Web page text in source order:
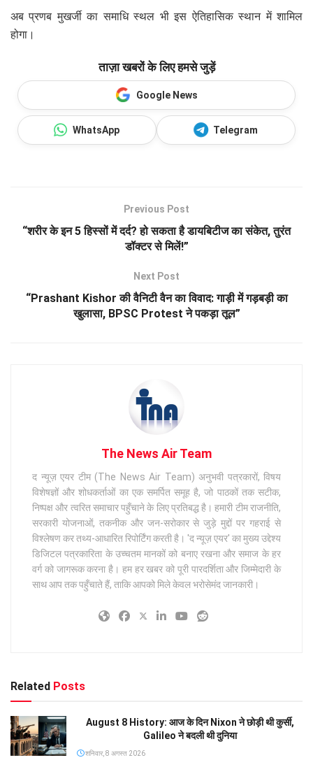
अब प्रणब मुखर्जी का समाधि स्थल भी इस ऐतिहासिक स्थान में शामिल
होगा।
ताज़ा खबरों के लिए हमसे जुड़ें
Google News
WhatsApp Telegram
Previous Post
“शरीर के इन 5 हिस्सों में दर्द? हो सकता है डायबिटीज का संकेत, तुरंत
डॉक्टर से मिलें!”
Next Post
“Prashant Kishor की वैनिटी वैन का विवाद: गाड़ी में गड़बड़ी का
खुलासा, BPSC Protest ने पकड़ा तूल”
The News Air Team
द न्यूज़ एयर टीम (The News Air Team) अनुभवी पत्रकारों, विषय
विशेषज्ञों और शोधकर्ताओं का एक समर्पित समूह है, जो पाठकों तक सटीक,
निष्पक्ष और त्वरित समाचार पहुँचाने के लिए प्रतिबद्ध है। हमारी टीम राजनीति,
सरकारी योजनाओं, तकनीक और जन-सरोकार से जुड़े मुद्दों पर गहराई से
विश्लेषण कर तथ्य-आधारित रिपोर्टिंग करती है। 'द न्यूज़ एयर' का मुख्य उद्देश्य
डिजिटल पत्रकारिता के उच्चतम मानकों को बनाए रखना और समाज के हर
वर्ग को जागरूक करना है। हम हर खबर को पूरी पारदर्शिता और जिम्मेदारी के
साथ आप तक पहुँचाते हैं, ताकि आपको मिले केवल भरोसेमंद जानकारी।
Related Posts
August 8 History: आज के दिन Nixon ने छोड़ी थी कुर्सी,
Galileo ने बदली थी दुनिया
शनिवार, 8 अगस्त 2026